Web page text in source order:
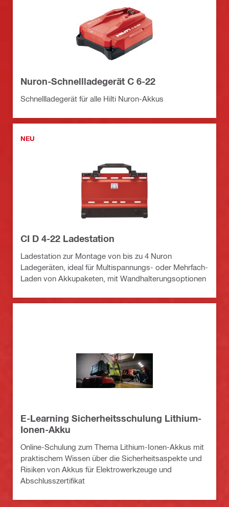
Nuron-Schnellladegerät C 6-22
Schnellladegerät für alle Hilti Nuron-Akkus
NEU
CI D 4-22 Ladestation
Ladestation zur Montage von bis zu 4 Nuron
Ladegeräten, ideal für Multispannungs- oder Mehrfach-
Laden von Akkupaketen, mit Wandhalterungsoptionen
E-Learning Sicherheitsschulung Lithium-
Ionen-Akku
Online-Schulung zum Thema Lithium-Ionen-Akkus mit
praktischem Wissen über die Sicherheitsaspekte und
Risiken von Akkus für Elektrowerkzeuge und
Abschlusszertifikat